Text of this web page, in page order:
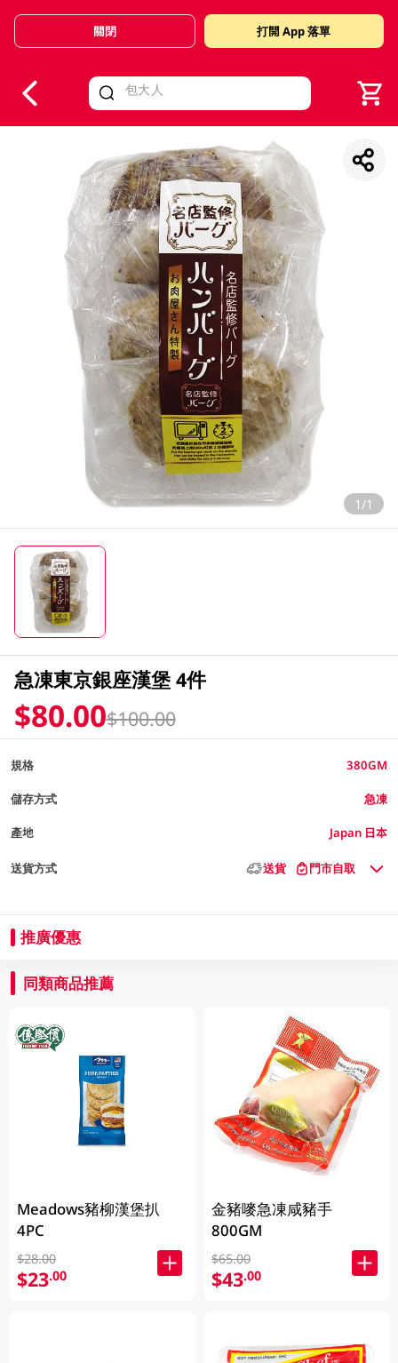
Valid Until 30 June 2026
關閉 打開 App 落單
1/1
急凍東京銀座漢堡 4件
$80.00$100.00
規格 380GM
儲存方式 急凍
產地 Japan 日本
送貨方式 送貨 門市自取
推廣優惠
同類商品推薦
Meadows豬柳漢堡扒
4PC
$28.00
$23.00
金豬嘜急凍咸豬手
800GM
$65.00
$43.00